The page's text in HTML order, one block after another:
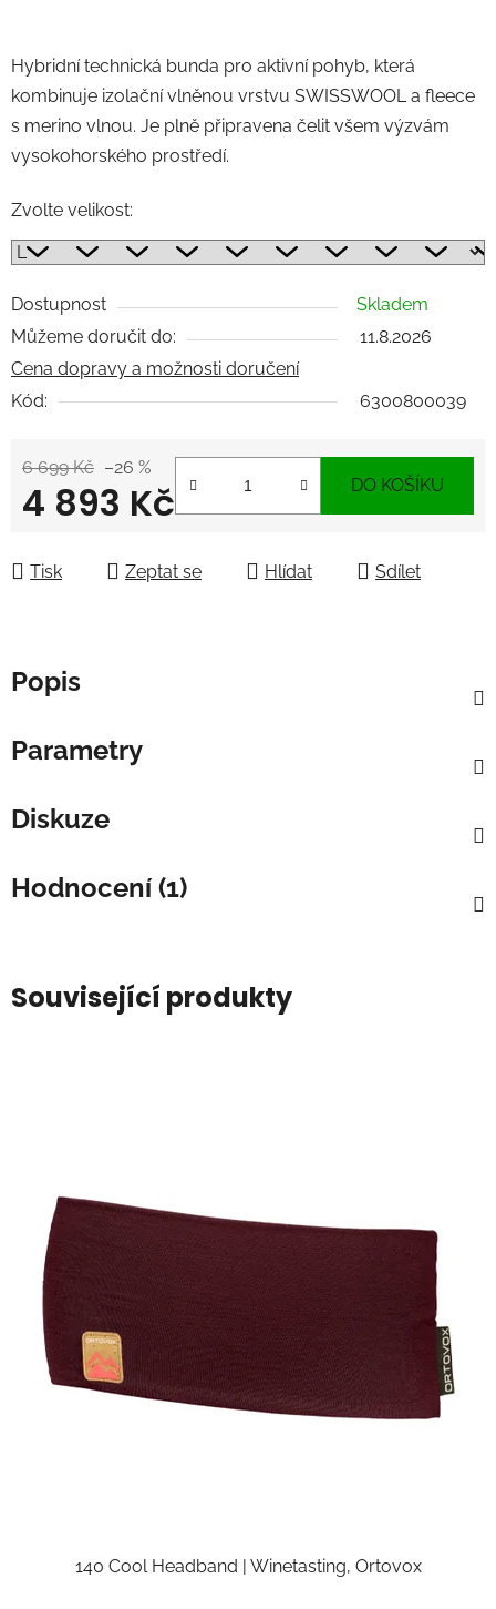
Hybridní technická bunda pro aktivní pohyb, která
kombinuje izolační vlněnou vrstvu SWISSWOOL a fleece
s merino vlnou. Je plně připravena čelit všem výzvám
vysokohorského prostředí.
Zvolte velikost:
Dostupnost
Skladem
Můžeme doručit do:
11.8.2026
Cena dopravy a možnosti doručení
Kód:
6300800039
6 699 Kč –26 %
4 893 Kč DO KOŠÍKU
Tisk Zeptat se Hlídat Sdílet
Popis
Parametry
Diskuze
Hodnocení (1)
Související produkty
140 Cool Headband | Winetasting, Ortovox